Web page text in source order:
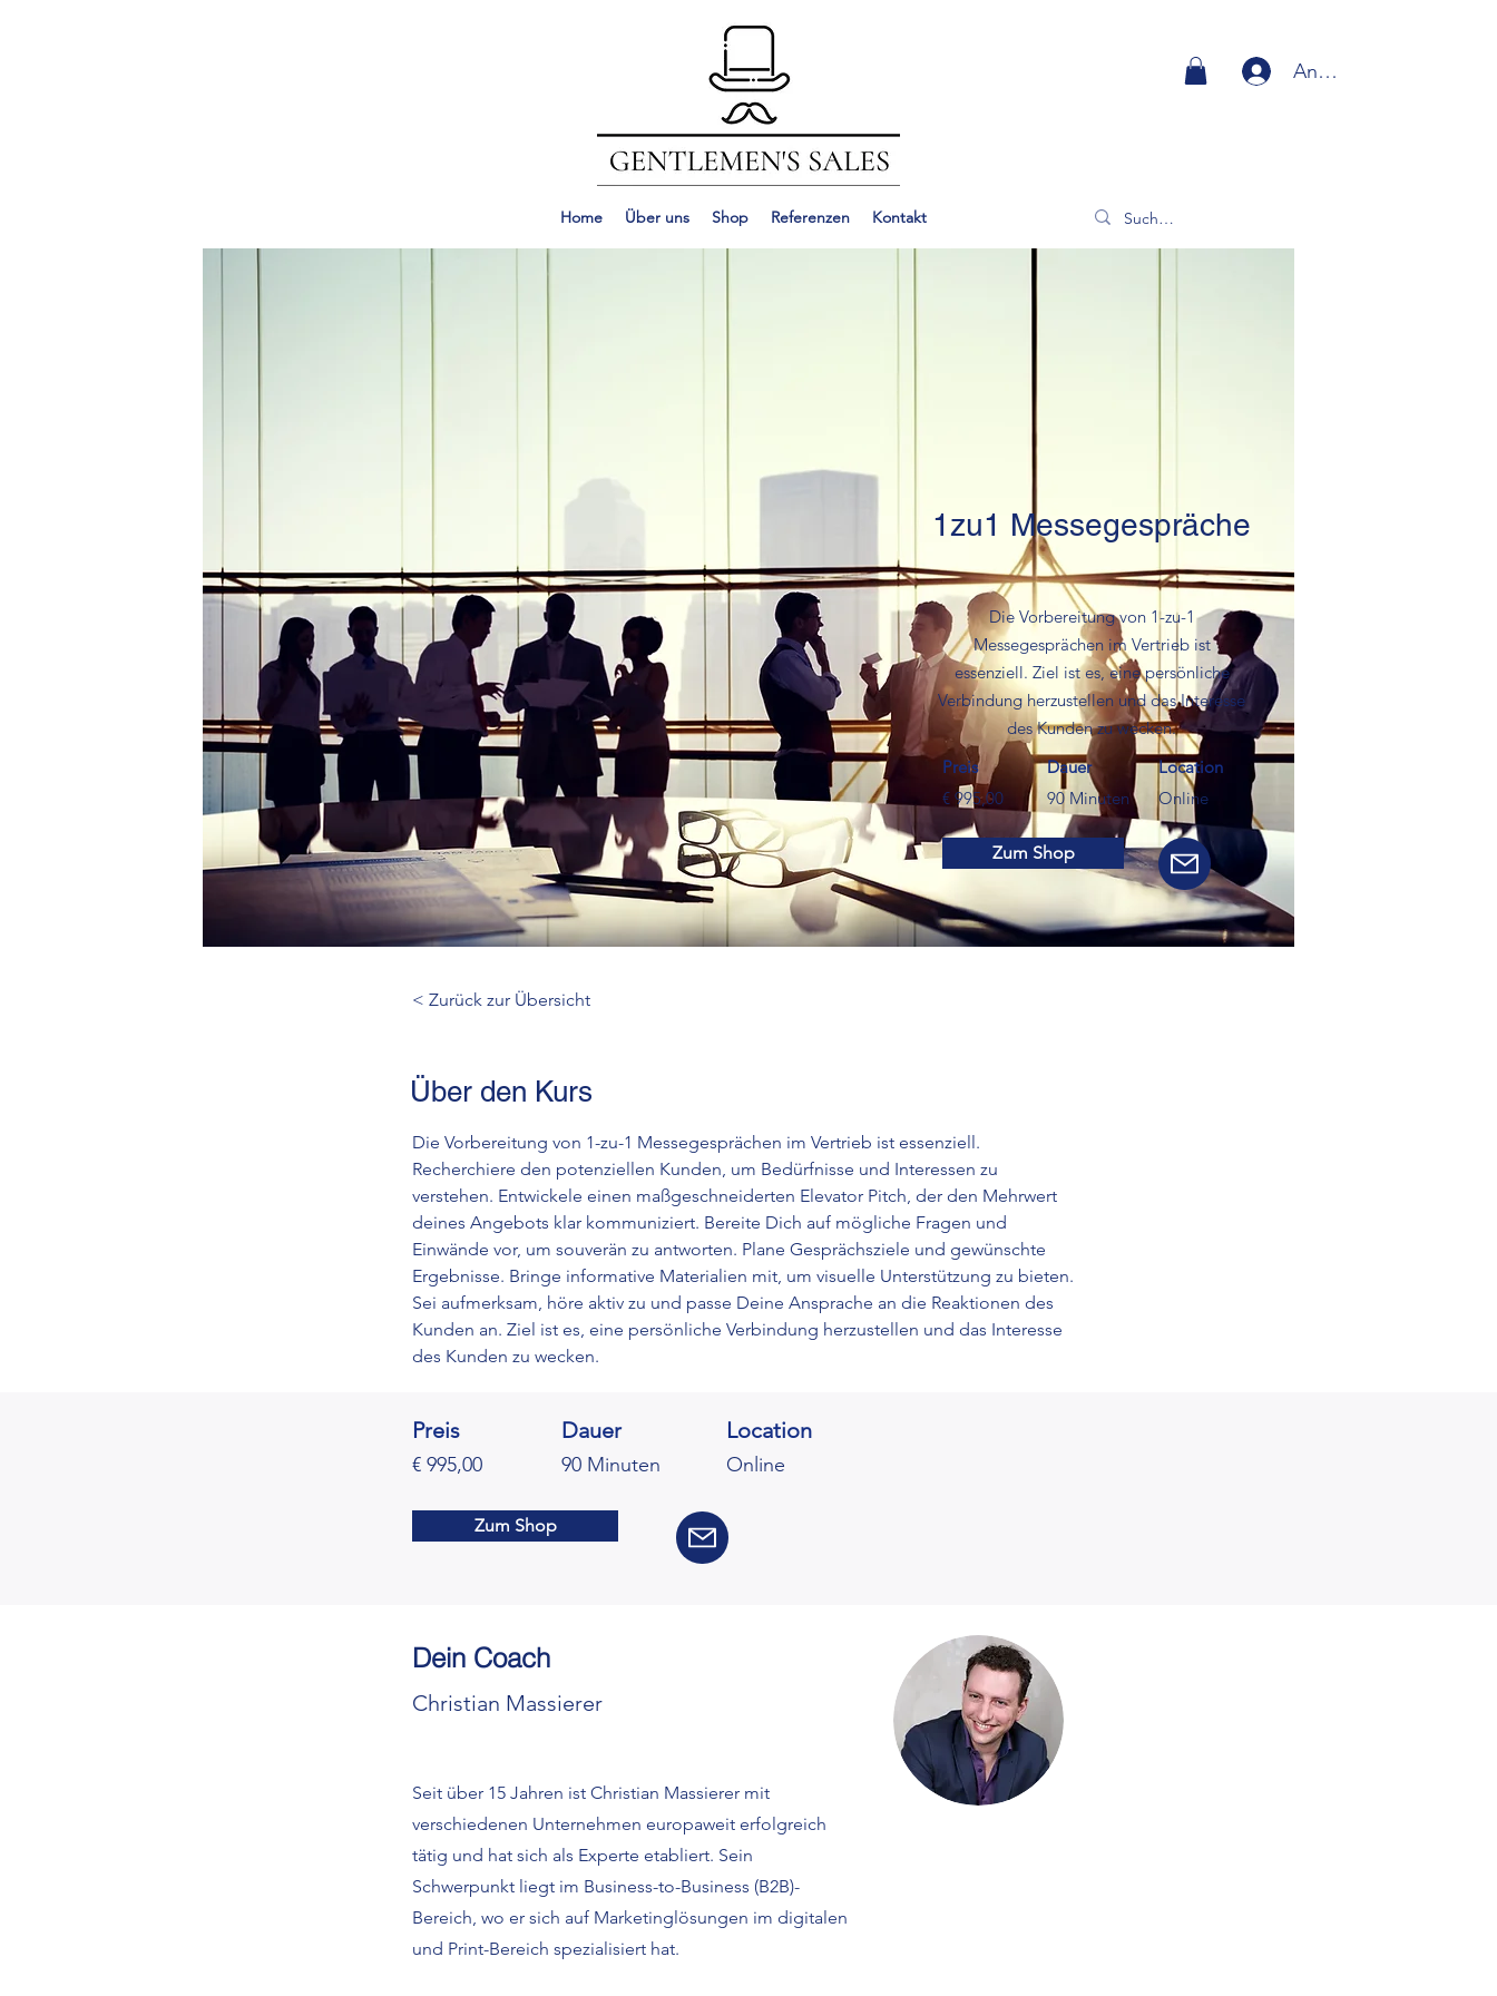
Anmelden
Home Über uns Shop Referenzen Kontakt
1zu1 Messegespräche
Die Vorbereitung von 1-zu-1
Messegesprächen im Vertrieb ist
essenziell. Ziel ist es, eine persönliche
Verbindung herzustellen und das Interesse
des Kunden zu wecken.
Preis
Dauer
Location
€ 995,00
90 Minuten Online
Zum Shop
< Zurück zur Übersicht
Über den Kurs
Die Vorbereitung von 1-zu-1 Messegesprächen im Vertrieb ist essenziell.
Recherchiere den potenziellen Kunden, um Bedürfnisse und Interessen zu
verstehen. Entwickele einen maßgeschneiderten Elevator Pitch, der den Mehrwert
deines Angebots klar kommuniziert. Bereite Dich auf mögliche Fragen und
Einwände vor, um souverän zu antworten. Plane Gesprächsziele und gewünschte
Ergebnisse. Bringe informative Materialien mit, um visuelle Unterstützung zu bieten.
Sei aufmerksam, höre aktiv zu und passe Deine Ansprache an die Reaktionen des
Kunden an. Ziel ist es, eine persönliche Verbindung herzustellen und das Interesse
des Kunden zu wecken.
Preis
€ 995,00
Dauer Location
90 Minuten Online
Zum Shop
Dein Coach
Christian Massierer
Seit über 15 Jahren ist Christian Massierer mit
verschiedenen Unternehmen europaweit erfolgreich
tätig und hat sich als Experte etabliert. Sein
Schwerpunkt liegt im Business-to-Business (B2B)-
Bereich, wo er sich auf Marketinglösungen im digitalen
und Print-Bereich spezialisiert hat.